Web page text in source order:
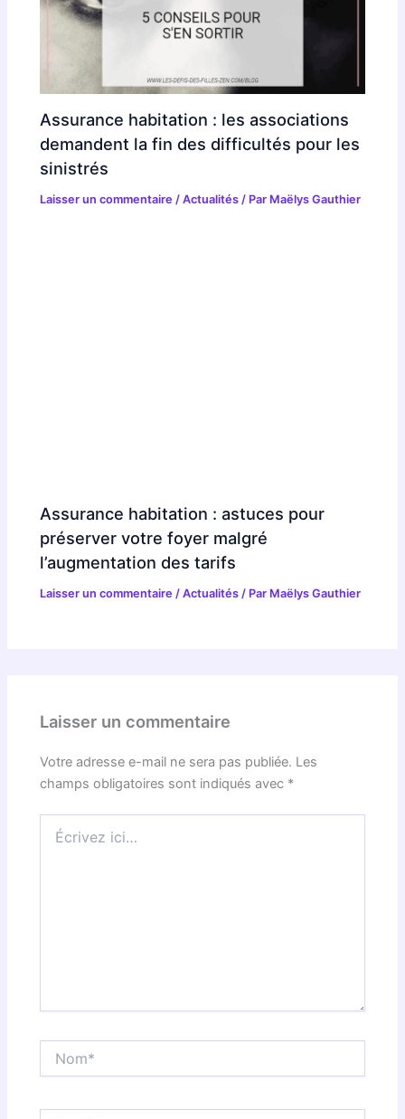
Assurance habitation : les associations
demandent la fin des difficultés pour les
sinistrés
Laisser un commentaire /Actualités / Par Maëlys Gauthier
Assurance habitation : astuces pour
préserver votre foyer malgré
l’augmentation des tarifs
Laisser un commentaire /Actualités / Par Maëlys Gauthier
Laisser un commentaire
Votre adresse e-mail ne sera pas publiée. Les
champs obligatoires sont indiqués avec *
ici…